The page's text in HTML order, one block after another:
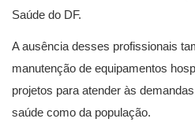
Saúde do DF.
A ausência desses profissionais
manutenção de equipamentos
projetos para atender às
saúde como da população.